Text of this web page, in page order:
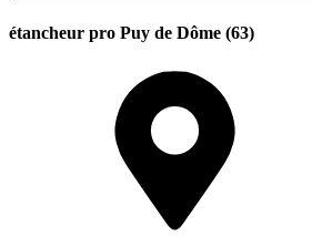
étancheur pro Puy de Dôme (63)